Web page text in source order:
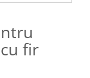
fir